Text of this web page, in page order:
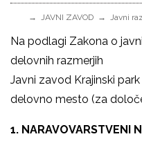
JAVNI ZAVOD Javni
Na podlagi Zakona o
delovnih razmerjih
Javni zavod Krajinski
delovno mesto (za
1. NARAVOVARSTVENI